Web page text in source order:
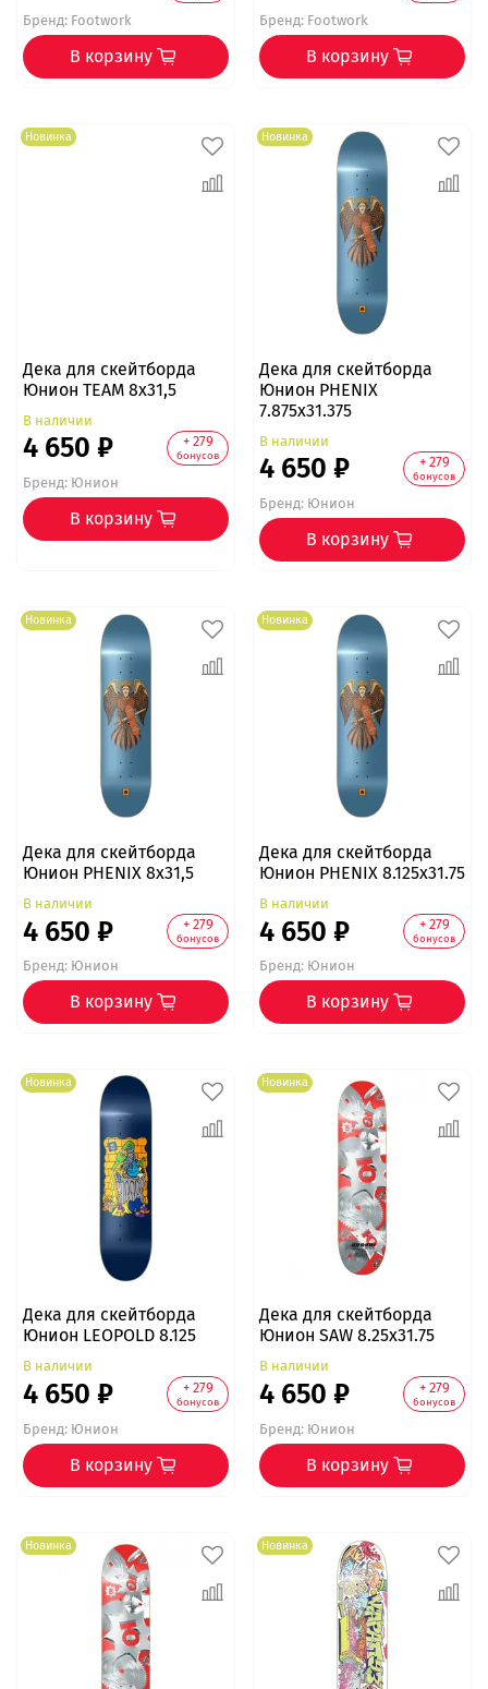
Бренд:Footwork
В корзину
Бренд:Footwork
В корзину
Новинка
Дека для скейтборда
Юнион TEAM 8x31,5
В наличии
4 650 ₽ + 279
бонусов
Бренд:Юнион
В корзину
Новинка
Дека для скейтборда
Юнион PHENIX
7.875x31.375
В наличии
4 650 ₽ + 279
бонусов
Бренд:Юнион
В корзину
Новинка
Дека для скейтборда
Юнион PHENIX 8x31,5
В наличии
4 650 ₽ + 279
бонусов
Бренд:Юнион
В корзину
Новинка
Дека для скейтборда
Юнион PHENIX 8.125x31.75
В наличии
4 650 ₽ + 279
бонусов
Бренд:Юнион
В корзину
Новинка
Дека для скейтборда
Юнион LEOPOLD 8.125
В наличии
4 650 ₽ + 279
бонусов
Бренд:Юнион
В корзину
Новинка
Дека для скейтборда
Юнион SAW 8.25x31.75
В наличии
4 650 ₽ + 279
бонусов
Бренд:Юнион
В корзину
Новинка Новинка